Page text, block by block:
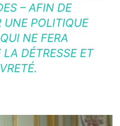
– AFIN DE
UNE POLITIQUE
NE FERA
LA DÉTRESSE ET